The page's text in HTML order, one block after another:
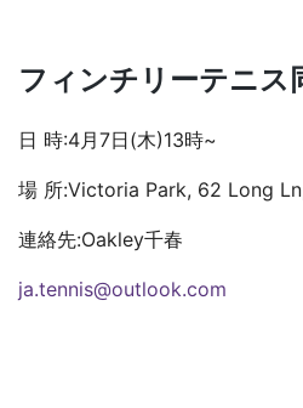
フィンチリーテニス
日 時:4月7日(木)13時~
場 所:Victoria Park, 62 Long
連絡先:Oakley千春
ja.tennis@outlook.com